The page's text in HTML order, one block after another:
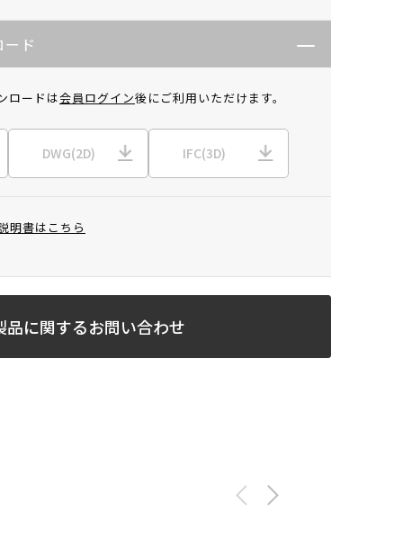
ド
ロードは会員ログイン後にご利用いただけます。
DWG(2D) IFC(3D)
明書はこちら
品に関するお問い合わせ